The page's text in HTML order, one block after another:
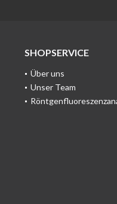
SHOPSERVICE
Über uns
Unser Team